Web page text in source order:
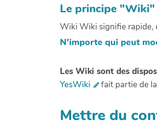
Le principe "Wiki"
Wiki Wiki signifie rapide,
N'importe qui peut
Les Wiki sont des
YesWiki
fait partie de
Mettre du